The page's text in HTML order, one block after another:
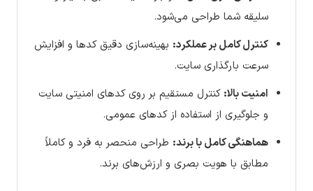
سلیقه شما طراحی می‌شود.
کنترل کامل بر عملکرد: بهینه‌سازی دقیق کدها و افزایش
سرعت بارگذاری سایت.
امنیت بالا: کنترل مستقیم بر روی کدهای امنیتی سایت
و جلوگیری از استفاده از کدهای عمومی.
هماهنگی کامل با برند: طراحی منحصر به فرد و کاملاً
مطابق با هویت بصری و ارزش‌های برند.